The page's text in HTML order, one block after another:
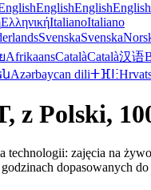
EnglishEnglishEnglish
ΕλληνικήItalianoItaliano
SvenskaSvenska
AfrikaansCatalàCatalà汉语
Azərbaycan diliⵜⴼⵏⵗ
z Polski,
technologii: zajęcia na
dopasowanych